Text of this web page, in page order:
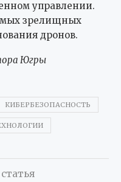
управлении.
зрелищных
дронов.
Югры
КИБЕРБЕЗОПАСНОСТЬ